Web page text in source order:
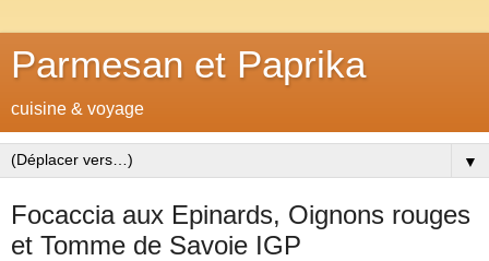
Parmesan et Paprika
cuisine & voyage
▼
Focaccia aux Epinards, Oignons rouges
et Tomme de Savoie IGP